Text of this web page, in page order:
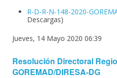
R-D-R-N-148-2020-
Descargas)
Jueves, 14 Mayo 2020 06:39
Resolución Directoral
GOREMAD/DIRESA-DG